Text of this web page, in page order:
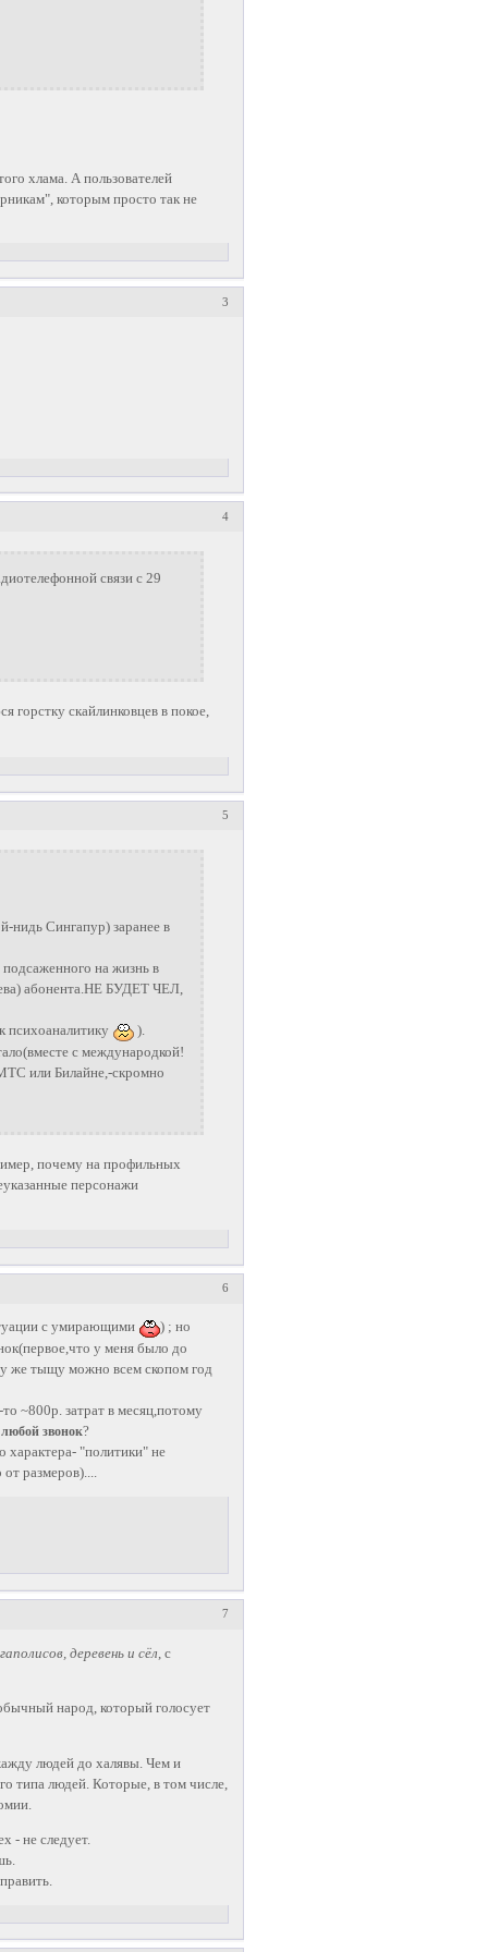
хлама. А пользователей
которым просто так не
3
4
связи с 29
горстку скайлинковцев в покое,
5
нидь Сингапур) заранее в
на жизнь в
абонента.НЕ БУДЕТ ЧЕЛ,
психоаналитику
).
с международкой!
или Билайне,-скромно
почему на профильных
персонажи
6
с умирающими
) ; но
у меня было до
же тыщу можно всем скопом год
~800р. затрат в месяц,потому
любой звонок?
характера- "политики" не
размеров)....
7
деревень и сёл , с
народ, который голосует
людей до халявы. Чем и
типа людей. Которые, в том числе,
- не следует.